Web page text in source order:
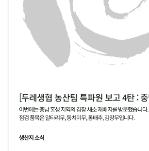
이번에는 충남 홍성 지역의 김장 채소 재배지를 방문했습니다.
점검 품목은 알타리무, 동치미무, 통배추, 김장무입니다.
생산지 소식